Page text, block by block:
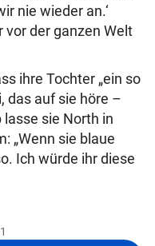
nie wieder an.‘
vor der ganzen Welt
ihre Tochter „ein so
das auf sie höre –
lasse sie North in
„Wenn sie blaue
Ich würde ihr diese